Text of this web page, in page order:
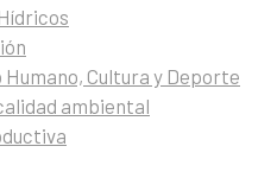
Cultura y Deporte
ambiental